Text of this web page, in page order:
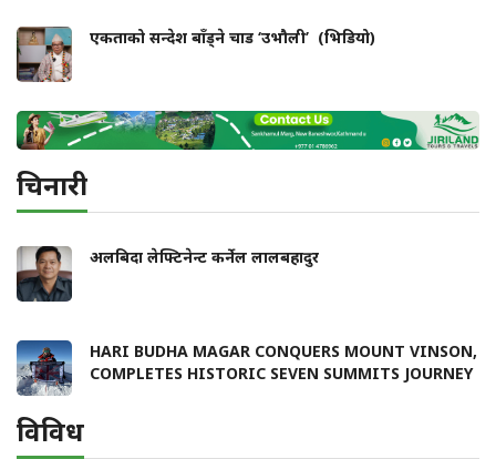
एकताको सन्देश बाँड्ने चाड ‘उभौली’ (भिडियो)
चिनारी
अलबिदा लेफ्टिनेन्ट कर्नेल लालबहादुर
HARI BUDHA MAGAR CONQUERS MOUNT VINSON,
COMPLETES HISTORIC SEVEN SUMMITS JOURNEY
विविध